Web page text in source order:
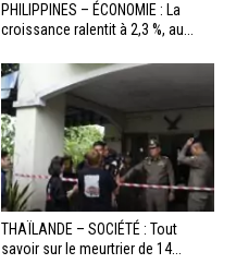
PHILIPPINES – ÉCONOMIE : La
croissance ralentit à 2,3 %, au...
THAÏLANDE – SOCIÉTÉ : Tout
savoir sur le meurtrier de 14...